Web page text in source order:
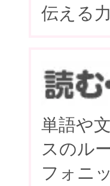
伝える
単語や
スのル
フォニ